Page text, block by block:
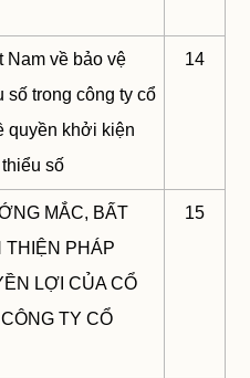
Nam về bảo vệ
trong công ty cổ
quyền khởi kiện
số
14
MẮC, BẤT
THIỆN PHÁP
LỢI CỦA CỔ
TY CỔ
15